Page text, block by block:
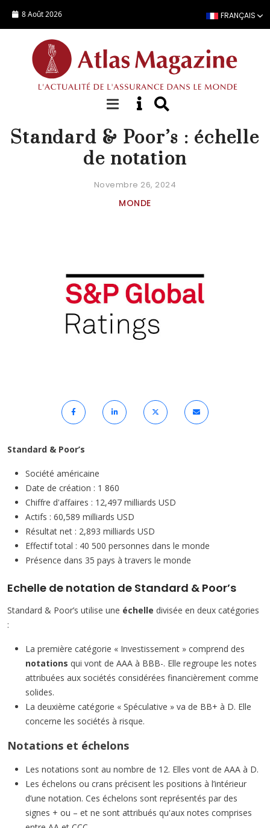
8 Août 2026 FRANÇAIS
DOSSIER SPÉCIAL
Standard & Poor’s : échelle
de notation
Novembre 26, 2024
MONDE
Standard & Poor’s
Société américaine
Date de création : 1 860
Chiffre d'affaires : 12,497 milliards USD
Actifs : 60,589 milliards USD
Résultat net : 2,893 milliards USD
Effectif total : 40 500 personnes dans le monde
Présence dans 35 pays à travers le monde
Echelle de notation de Standard & Poor’s
Standard & Poor’s utilise une échelle divisée en deux catégories
:
La première catégorie « Investissement » comprend des
notations qui vont de AAA à BBB-. Elle regroupe les notes
attribuées aux sociétés considérées financièrement comme
solides.
La deuxième catégorie « Spéculative » va de BB+ à D. Elle
concerne les sociétés à risque.
Notations et échelons
Les notations sont au nombre de 12. Elles vont de AAA à D.
Les échelons ou crans précisent les positions à l’intérieur
d’une notation. Ces échelons sont représentés par des
signes + ou – et ne sont attribués qu'aux notes comprises